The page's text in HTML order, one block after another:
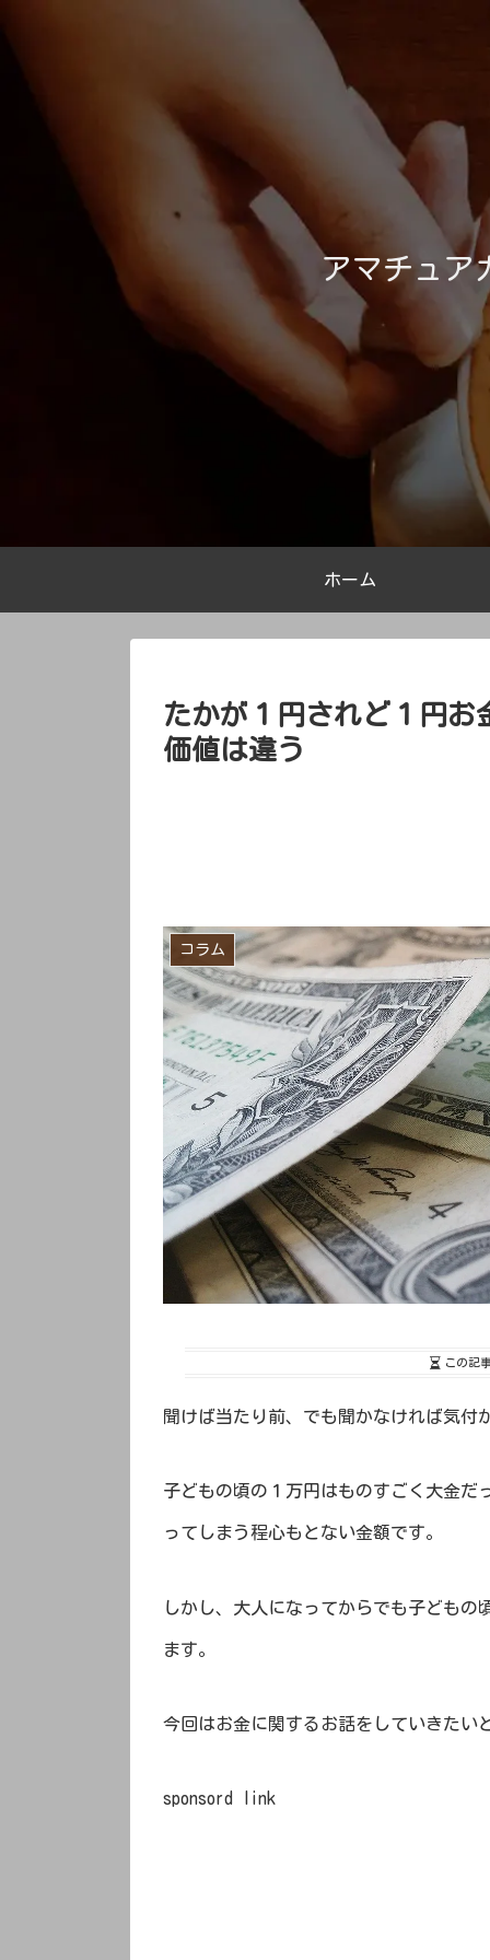
アマチュア
ホーム
たかが１円されど１円お
価値は違う
コラム
この記
聞けば当たり前、でも聞かなければ気付
子どもの頃の１万円はものすごく大金だ
ってしまう程心もとない金額です。
しかし、大人になってからでも子ども
ます。
今回はお金に関するお話をしていきたい
sponsord link